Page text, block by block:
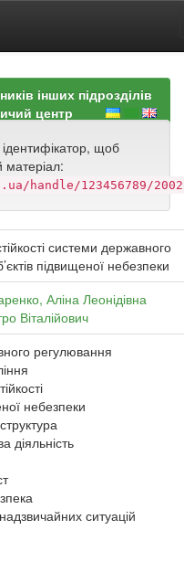
інших підрозділів
центр
щоб
матеріал:
handle/123456789/
системи державного
підвищеної небезпеки
Аліна Леонідівна
Віталійович
регулювання
небезпеки
діяльність
ситуацій